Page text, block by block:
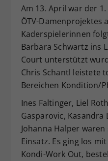
Am 13. April war der
ÖTV-Damenprojektes
Kaderspielerinnen
Barbara Schwartz ins
Court unterstützt
Chris Schantl leistete
Bereichen Kondition/
Ines Faltinger, Liel
Gasparovic, Kasandra
Johanna Halper
Einsatz. Es ging los
Kondi-Work Out,
Zweck
Dieser
zufällig
hat.